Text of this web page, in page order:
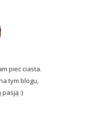
piec ciasta.
tym blogu,
:)